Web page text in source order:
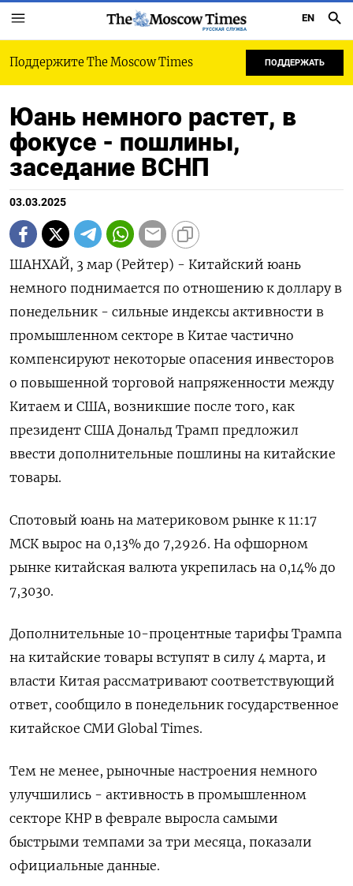
РУССКАЯ СЛУЖБА
EN
Поддержите The Moscow Times ПОДДЕРЖАТЬ
Юань немного растет, в
фокусе - пошлины,
заседание ВСНП
03.03.2025
ШАНХАЙ, 3 мар (Рейтер) - Китайский юань
немного поднимается по отношению к доллару в
понедельник - сильные индексы активности в
промышленном секторе в Китае частично
компенсируют некоторые опасения инвесторов
о повышенной торговой напряженности между
Китаем и США, возникшие после того, как
президент США Дональд Трамп предложил
ввести дополнительные пошлины на китайские
товары.
Спотовый юань на материковом рынке к 11:17
МСК вырос на 0,13% до 7,2926. На офшорном
рынке китайская валюта укрепилась на 0,14% до
7,3030.
Дополнительные 10-процентные тарифы Трампа
на китайские товары вступят в силу 4 марта, и
власти Китая рассматривают соответствующий
ответ, сообщило в понедельник государственное
китайское СМИ Global Times.
Тем не менее, рыночные настроения немного
улучшились - активность в промышленном
секторе КНР в феврале выросла самыми
быстрыми темпами за три месяца, показали
официальные данные.